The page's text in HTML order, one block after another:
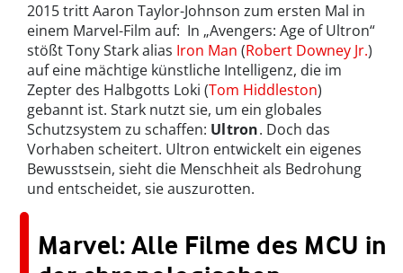
2015 tritt Aaron Taylor-Johnson zum ersten Mal in
einem Marvel-Film auf: In „Avengers: Age of Ultron“
stößt Tony Stark alias Iron Man (Robert Downey Jr.)
auf eine mächtige künstliche Intelligenz, die im
Zepter des Halbgotts Loki (Tom Hiddleston)
gebannt ist. Stark nutzt sie, um ein globales
Schutzsystem zu schaffen: Ultron. Doch das
Vorhaben scheitert. Ultron entwickelt ein eigenes
Bewusstsein, sieht die Menschheit als Bedrohung
und entscheidet, sie auszurotten.
Marvel: Alle Filme des MCU in